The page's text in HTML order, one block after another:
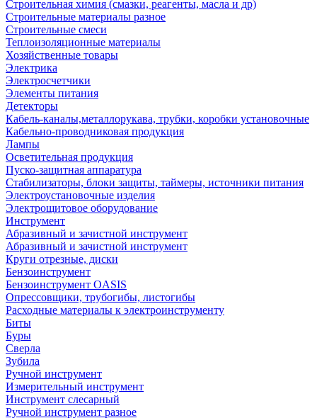
Строительная химия (смазки, реагенты, масла и др)
Строительные материалы разное
Строительные смеси
Теплоизоляционные материалы
Хозяйственные товары
Электрика
Электросчетчики
Элементы питания
Детекторы
Кабель-каналы,металлорукава, трубки, коробки установочные
Кабельно-проводниковая продукция
Лампы
Осветительная продукция
Пуско-защитная аппаратура
Стабилизаторы, блоки защиты, таймеры, источники питания
Электроустановочные изделия
Электрощитовое оборудование
Инструмент
Абразивный и зачистной инструмент
Абразивный и зачистной инструмент
Круги отрезные, диски
Бензоинструмент
Бензоинструмент OASIS
Опрессовщики, трубогибы, листогибы
Расходные материалы к электроинструменту
Биты
Буры
Сверла
Зубила
Ручной инструмент
Измерительный инструмент
Инструмент слесарный
Ручной инструмент разное